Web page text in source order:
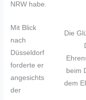
NRW habe.
Die
beim
dem
Mit Blick
nach
Düsseldorf
forderte er
angesichts
der